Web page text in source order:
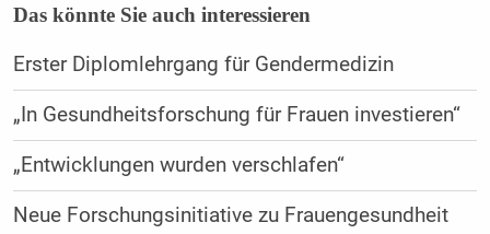
Das könnte Sie auch interessieren
Erster Diplomlehrgang für Gendermedizin
„In Gesundheitsforschung für Frauen investieren“
„Entwicklungen wurden verschlafen“
Neue Forschungsinitiative zu Frauengesundheit